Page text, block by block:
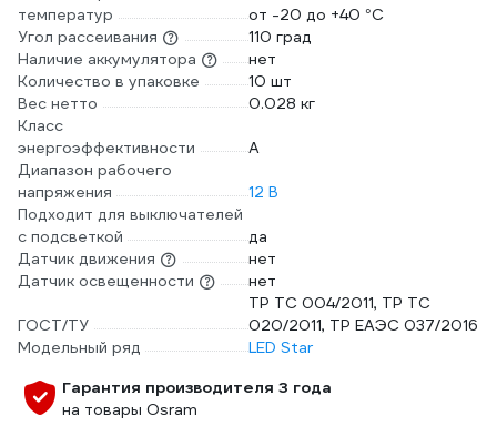
температур
от -20 до +40 °С
Угол рассеивания
110 град
Наличие аккумулятора
нет
Количество в упаковке
10 шт
Вес нетто
0.028 кг
Класс
энергоэффективности
A
Диапазон рабочего
напряжения
12 В
Подходит для выключателей
с подсветкой
да
Датчик движения
нет
Датчик освещенности
нет
ГОСТ/ТУ
ТР ТС 004/2011, ТР ТС
020/2011, ТР ЕАЭС 037/2016
Модельный ряд
LED Star
Гарантия производителя 3 года
на товары Osram